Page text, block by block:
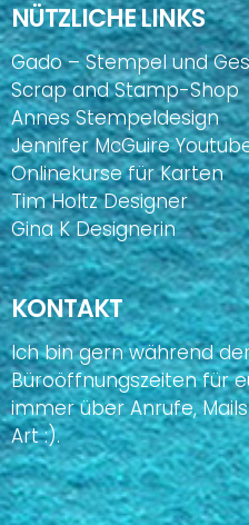
NÜTZLICHE LINKS
Gado – Stempel und
Scrap and Stamp-Shop
Annes Stempeldesign
Jennifer McGuire
Onlinekurse für Karten
Tim Holtz Designer
Gina K Designerin
KONTAKT
Ich bin gern während
Büroöffnungszeiten für
immer über Anrufe,
Art :).